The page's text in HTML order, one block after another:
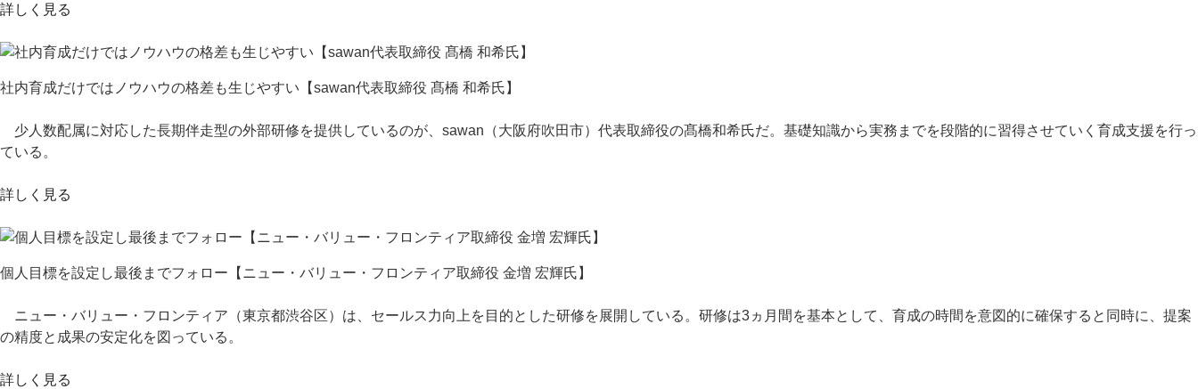
詳しく見る
社内育成だけではノウハウの格差も生じやすい【sawan代表取締役 髙橋 和希氏】
少人数配属に対応した長期伴走型の外部研修を提供しているのが、sawan（大阪府吹田市）代表取締役の髙橋和希氏だ。基礎知識から実務までを段階的に習得させていく育成支援を行っ
ている。
詳しく見る
個人目標を設定し最後までフォロー【ニュー・バリュー・フロンティア取締役 金増 宏輝氏】
ニュー・バリュー・フロンティア（東京都渋谷区）は、セールス力向上を目的とした研修を展開している。研修は3ヵ月間を基本として、育成の時間を意図的に確保すると同時に、提案
の精度と成果の安定化を図っている。
詳しく見る